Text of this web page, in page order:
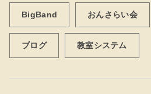
BigBand おんさらい会
ブログ 教室システム